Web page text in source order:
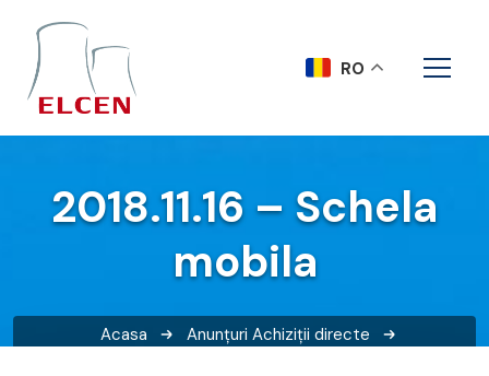
2018.11.16 – Schela
mobila
Acasa Anunțuri Achiziții directe
RO